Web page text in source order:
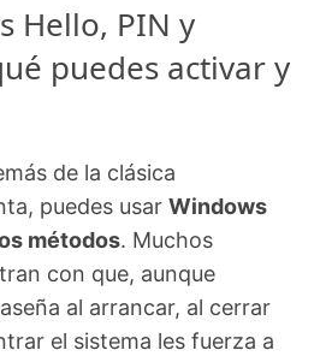
Hello, PIN y
puedes activar y
de la clásica
puedes usar Windows
métodos. Muchos
con que, aunque
al arrancar, al cerrar
el sistema les fuerza a